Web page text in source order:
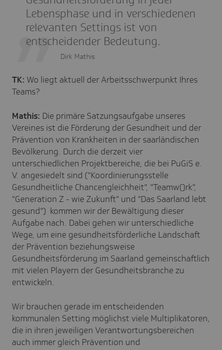
Lebensphase und in verschiedenen
relevanten Settings ist von
entscheidender Bedeutung.
Dirk Mathis
TK: Wo liegt aktuell der Arbeitsschwerpunkt Ihres
Teams?
Mathis: Die primäre Satzungsaufgabe unseres
Vereines ist die Förderung der Gesundheit und der
Prävention von Krankheiten in der saarländischen
Bevölkerung. Durch die derzeit vier
unterschiedlichen Projektbereiche, die bei PuGiS e.
V. angesiedelt sind ("Koordinierungsstelle
Gesundheitliche Chancengleichheit", "Teamw()rk",
"Generation Z - wie Zukunft" und "Das Saarland lebt
gesund") kommen wir der Bewältigung dieser
Aufgabe nach. Dabei gehen wir unterschiedliche
Wege, um eine gesundheitsförderliche Landschaft
der Prävention beziehungsweise
Gesundheitsförderung im Saarland gemeinschaftlich
mit vielen Playern der Gesundheitsbranche zu
entwickeln.
Wir brauchen gerade im entscheidenden
kommunalen Setting möglichst viele Multiplikatoren,
die in ihren jeweiligen Verantwortungsbereichen
auch immer gleich Prävention und